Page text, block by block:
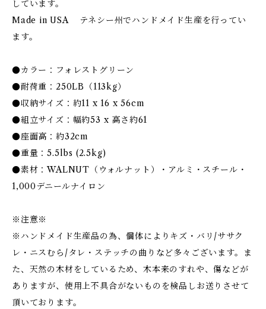
しています。
Made in USA テネシー州でハンドメイド生産を行ってい
ます。
●カラー：フォレストグリーン
●耐荷重：250LB（113kg）
●収納サイズ：約11 x 16 x 56cm
●組立サイズ：幅約53 x 高さ約61
●座面高：約32cm
●重量：5.5lbs (2.5kg)
●素材：WALNUT（ウォルナット）・アルミ・スチール・
1,000デニールナイロン
※注意※
※ハンドメイド生産品の為、個体によりキズ・バリ/ササク
レ・ニスむら/タレ・ステッチの曲りなど多々ございます。ま
た、天然の木材をしているため、木本来のすれや、傷などが
ありますが、使用上不具合がないものを検品しお送りさせて
頂いております。